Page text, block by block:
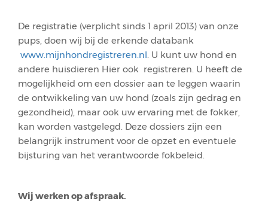
De registratie (verplicht sinds 1 april 2013) van onze
pups, doen wij bij de erkende databank
www.mijnhondregistreren.nl. U kunt uw hond en
andere huisdieren Hier ook registreren. U heeft de
mogelijkheid om een dossier aan te leggen waarin
de ontwikkeling van uw hond (zoals zijn gedrag en
gezondheid), maar ook uw ervaring met de fokker,
kan worden vastgelegd. Deze dossiers zijn een
belangrijk instrument voor de opzet en eventuele
bijsturing van het verantwoorde fokbeleid.
Wij werken op afspraak.